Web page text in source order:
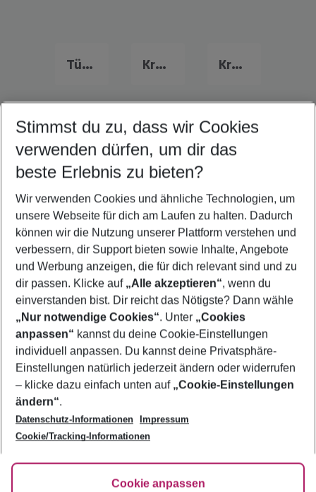
Türkei Familienurlaub Kroatien Familienurlaub Kreta Familienurlaub
Quicklinks
Last Minute Sofia
Flug & Hotel Sofia
Urlaub Sofia
Frübucher Angebote Sofia für 2026
Pauschalreisen Sofia
Footer
Footer navigation
Über uns
AGB
Bestpreisgarantie
Cookie-Einstellungen ändern
Cookie-Richtlinie
Agenturbetreuung
Barrierefreies Reisen
HanseMerkur Reiseversicherung
Folge uns
Stimmst du zu, dass wir Cookies
verwenden dürfen, um dir das
beste Erlebnis zu bieten?
Wir verwenden Cookies und ähnliche Technologien, um
unsere Webseite für dich am Laufen zu halten. Dadurch
können wir die Nutzung unserer Plattform verstehen und
verbessern, dir Support bieten sowie Inhalte, Angebote
und Werbung anzeigen, die für dich relevant sind und zu
dir passen. Klicke auf „Alle akzeptieren“, wenn du
einverstanden bist. Dir reicht das Nötigste? Dann wähle
„Nur notwendige Cookies“. Unter „Cookies
anpassen“ kannst du deine Cookie-Einstellungen
individuell anpassen. Du kannst deine Privatsphäre-
Einstellungen natürlich jederzeit ändern oder widerrufen
– klicke dazu einfach unten auf „Cookie-Einstellungen
ändern“.
Datenschutz-Informationen
Impressum
Cookie/Tracking-Informationen
Cookie anpassen